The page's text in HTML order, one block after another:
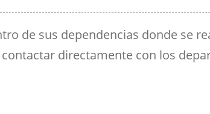
de sus dependencias donde se
directamente con los